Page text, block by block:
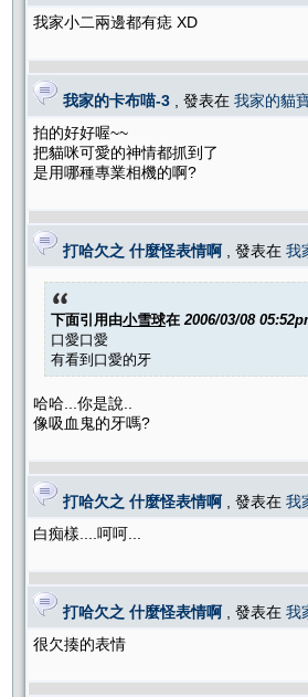
我家小二兩邊都有痣 XD
我家的卡布喵-3 , 發表在 我家的貓
拍的好好喔~~
把貓咪可愛的神情都抓到了
是用哪種專業相機的啊?
打哈欠之 什麼怪表情啊 , 發表在 我
下面引用由小雪球在 2006/03/08
口愛口愛
有看到口愛的牙
哈哈...你是說..
像吸血鬼的牙嗎?
打哈欠之 什麼怪表情啊 , 發表在 我
白痴樣....呵呵...
打哈欠之 什麼怪表情啊 , 發表在 我
很欠揍的表情